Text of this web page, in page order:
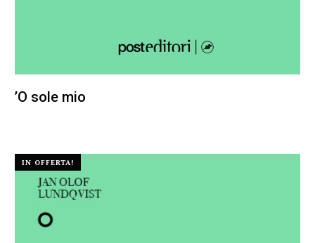
’O sole mio
IN OFFERTA!